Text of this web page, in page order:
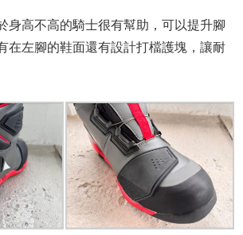
身高不高的騎士很有幫助，可以提升腳
在左腳的鞋面還有設計打檔護塊，讓耐